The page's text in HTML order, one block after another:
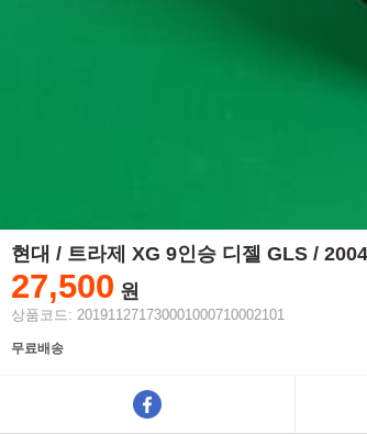
현대 / 트라제 XG 9인승 디젤 GLS /
27,500 원
상품코드: 201911271730001000710002101
무료배송